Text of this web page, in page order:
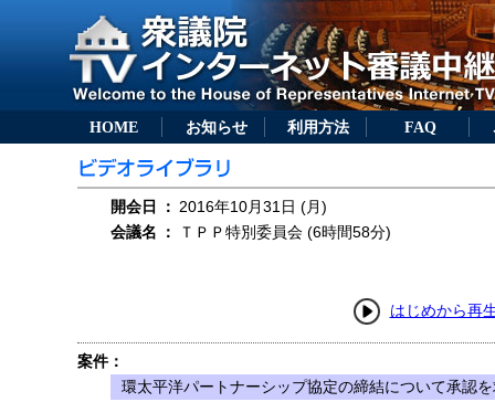
HOME お知らせ 利用方法 FAQ
開会日 ： 2016年10月31日 (月)
会議名
： ＴＰＰ特別委員会 (6時間58分)
はじめから再
案件：
環太平洋パートナーシップ協定の締結について承認